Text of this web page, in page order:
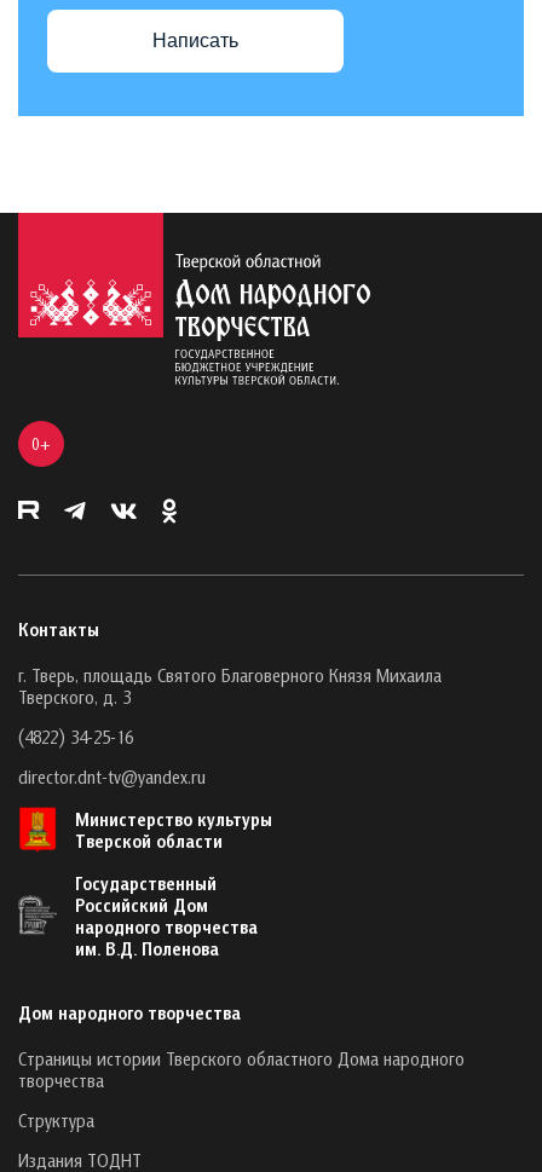
Написать
0+
Контакты
г. Тверь, площадь Святого Благоверного Князя Михаила
Тверского, д. 3
(4822) 34-25-16
director.dnt-tv@yandex.ru
Министерство культуры
Тверской области
Государственный
Российский Дом
народного творчества
им. В.Д. Поленова
Дом народного творчества
Страницы истории Тверского областного Дома народного
творчества
Структура
Издания ТОДНТ